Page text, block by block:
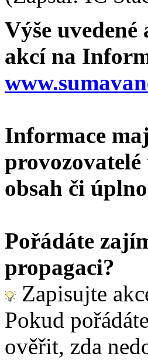
Výše
akcí na
Informace
obsah či
Pořádáte
propagaci?
Zapisujte
Pokud
ověřit, zda